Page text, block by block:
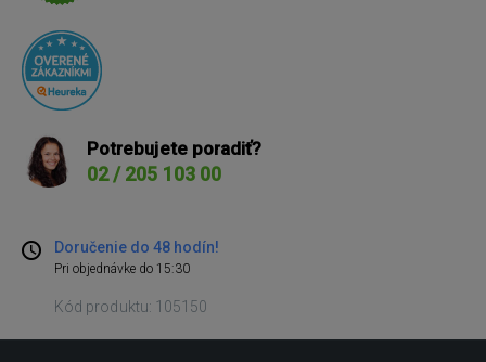
Potrebujete poradiť?
02 / 205 103 00
Doručenie do 48 hodín!
Pri objednávke do 15:30
Kód produktu: 105150